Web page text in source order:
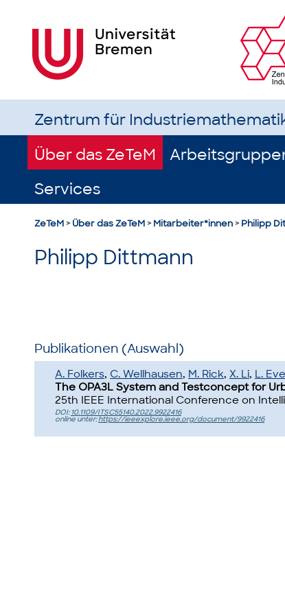
Zentrum für
Über das ZeTeM
Services
ZeTeM> Über das ZeTeM> Mitarbeiter*innen> Philipp
Philipp Dittmann
Publikationen (Auswahl)
A. Folkers, C. Wellhausen, M. Rick, X. Li, L.
The OPA3L System and Testconcept for
25th IEEE International Conference on
DOI: 10.1109/ITSC55140.2022.9922416
online unter:https://ieeexplore.ieee.org/document/9922416